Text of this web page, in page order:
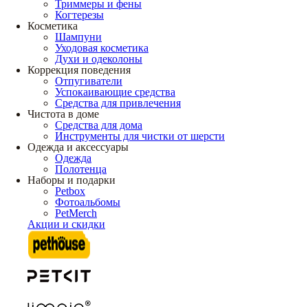
Триммеры и фены
Когтерезы
Косметика
Шампуни
Уходовая косметика
Духи и одеколоны
Коррекция поведения
Отпугиватели
Успокаивающие средства
Средства для привлечения
Чистота в доме
Средства для дома
Инструменты для чистки от шерсти
Одежда и аксессуары
Одежда
Полотенца
Наборы и подарки
Petbox
Фотоальбомы
PetMerch
Акции и скидки